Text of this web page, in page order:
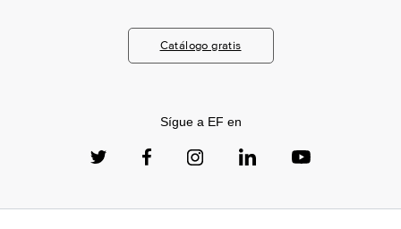
Catálogo gratis
Sígue a EF en